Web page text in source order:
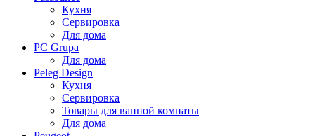
Кухня
Сервировка
Для дома
PC Grupa
Для дома
Peleg Design
Кухня
Сервировка
Товары для ванной комнаты
Для дома